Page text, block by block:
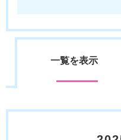
一覧を表示